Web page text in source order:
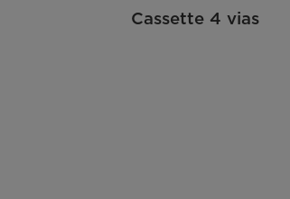
Cassette 4 vias